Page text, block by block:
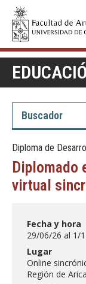
Diploma de
Diplomado
virtual
Fecha y hora
29/06/26 al 1/
Lugar
Online
Región de